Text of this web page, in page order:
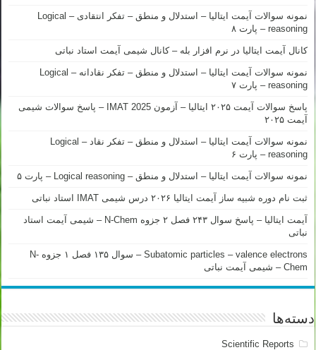
نمونه سوالات آیمت ایتالیا – استدلال و منطق – تفکر انتقادی – Logical
reasoning – پارت ۸
کانال آیمت ایتالیا در نرم افزار بله – کانال شیمی آیمت استاد نباتی
نمونه سوالات آیمت ایتالیا – استدلال و منطق – تفکر نقادانه – Logical
reasoning – پارت ۷
پاسخ سوالات آیمت ۲۰۲۵ ایتالیا – آزمون IMAT 2025 – پاسخ سوالات شیمی
آیمت ۲۰۲۵
نمونه سوالات آیمت ایتالیا – استدلال و منطق – تفکر نقاد – Logical
reasoning – پارت ۶
نمونه سوالات آیمت ایتالیا – استدلال و منطق – Logical reasoning – پارت ۵
ثبت نام دوره شبیه ساز آیمت ایتالیا ۲۰۲۶ درس شیمی IMAT استاد نباتی
آیمت ایتالیا – پاسخ سوال ۲۴۳ فصل ۲ جزوه N-Chem – شیمی آیمت استاد
نباتی
Subatomic particles – valence electrons – سوال ۱۳۵ فصل ۱ جزوه N-
Chem – شیمی آیمت نباتی
دسته‌ها
Scientific Reports